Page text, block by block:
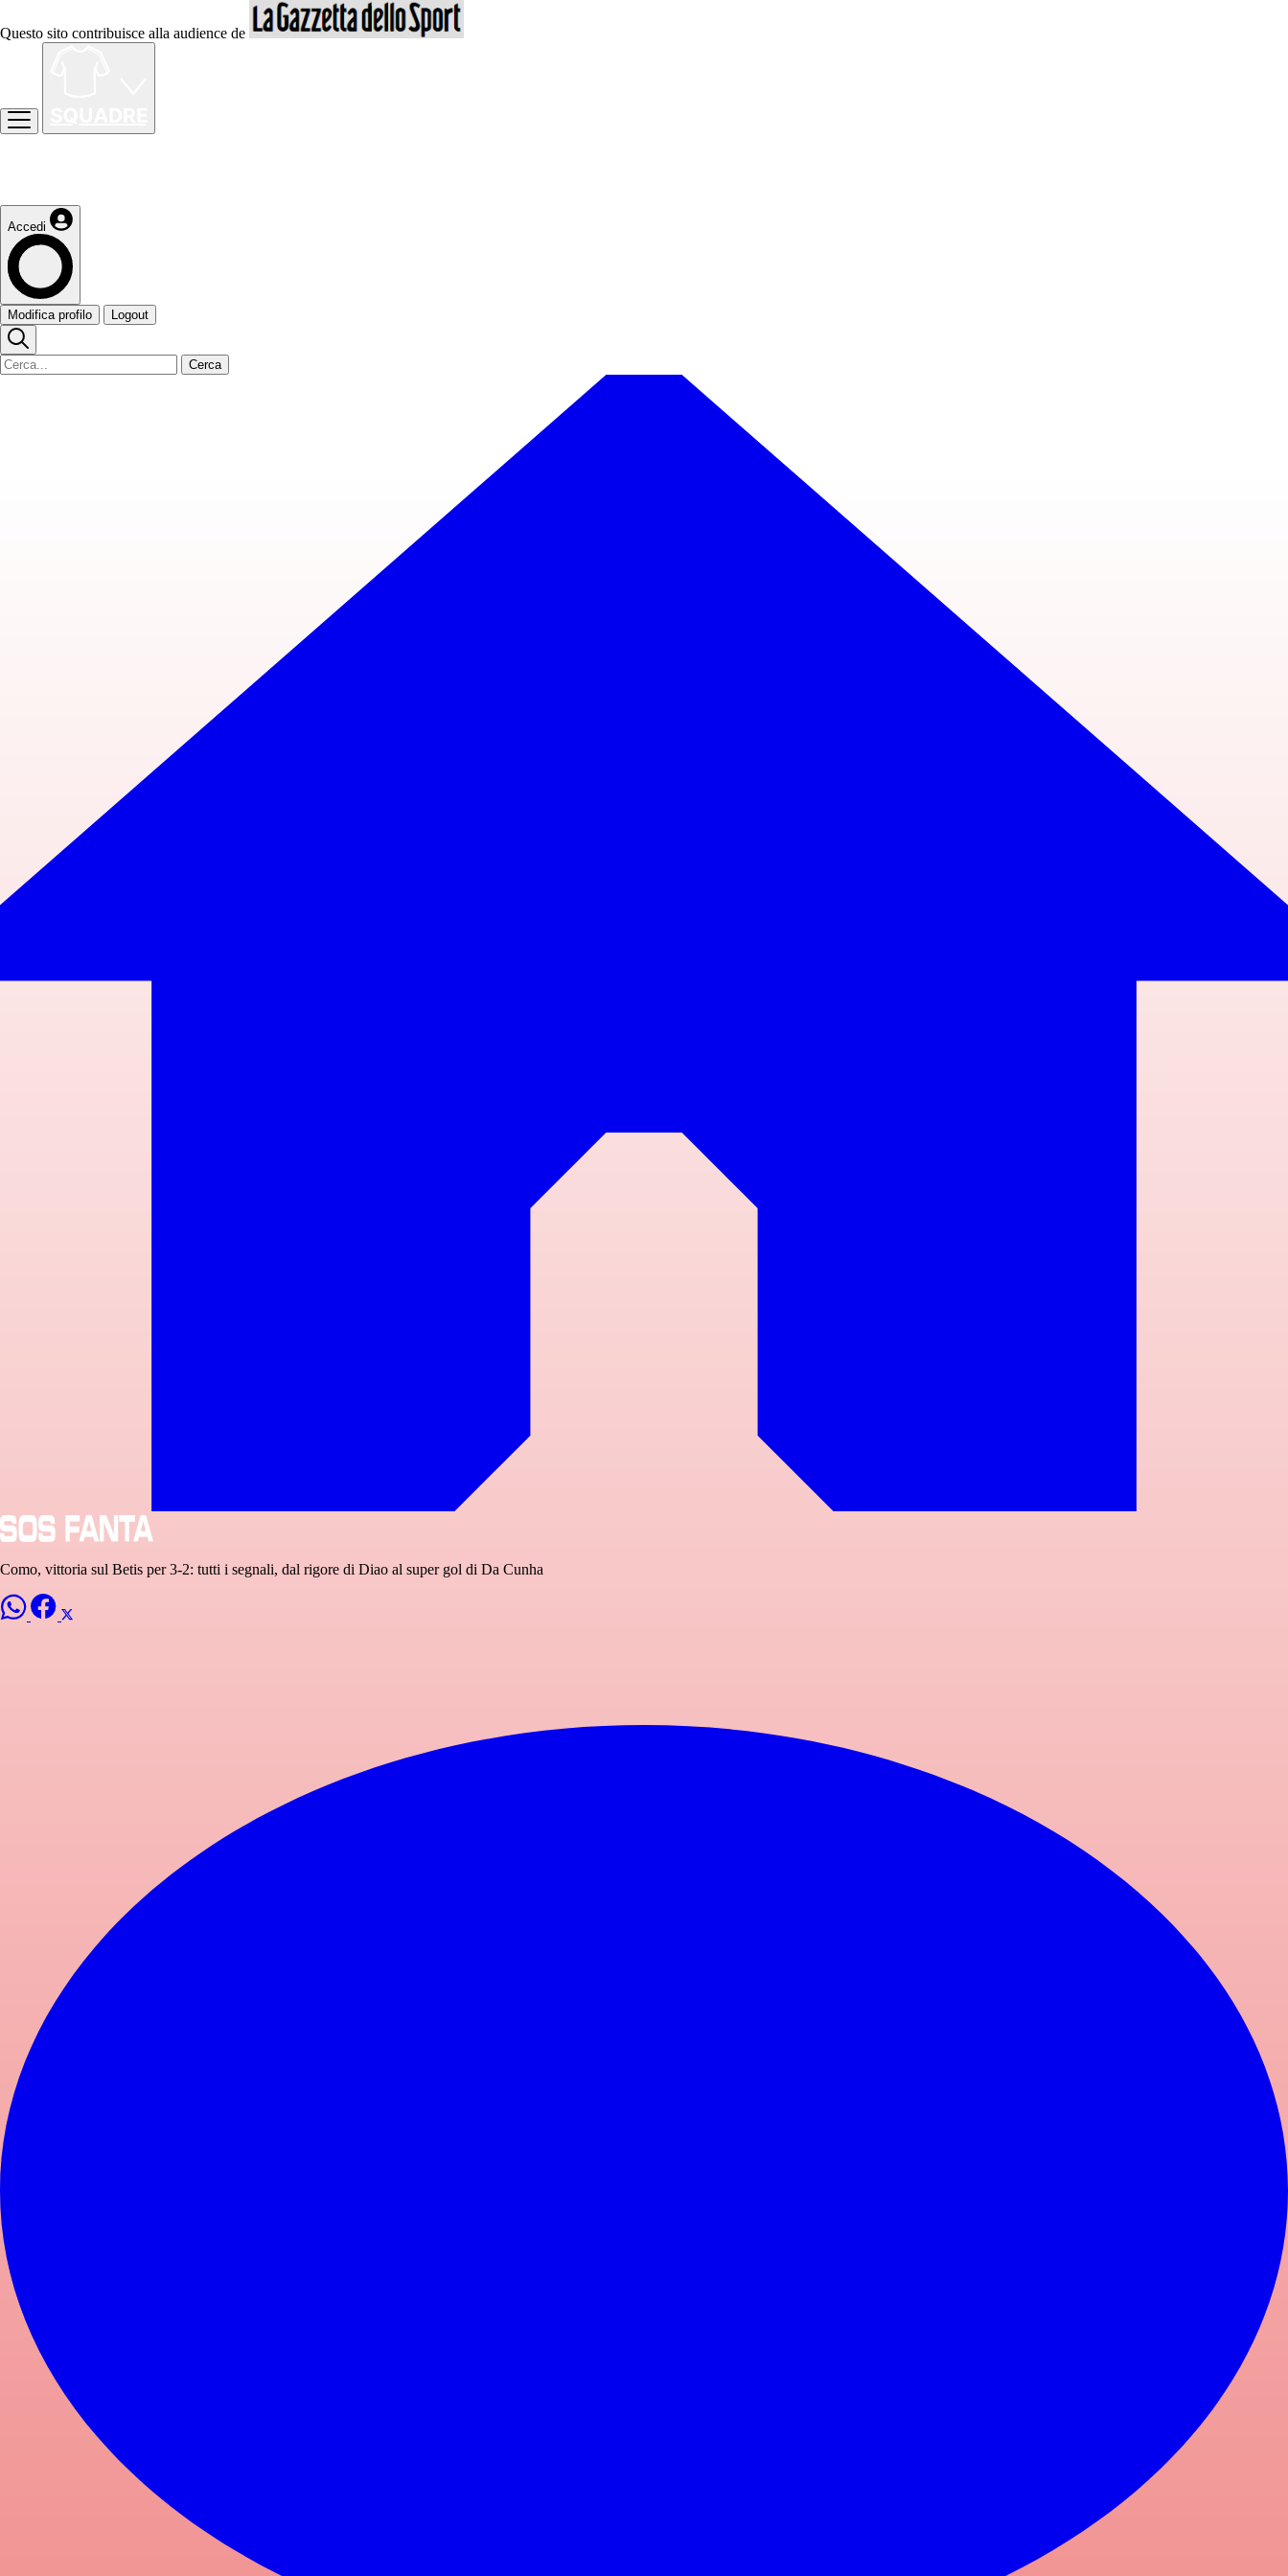
Questo sito contribuisce alla audience de
Accedi
Modifica profilo Logout
Cerca
Como, vittoria sul Betis per 3-2: tutti i segnali, dal rigore di Diao al super gol di Da Cunha